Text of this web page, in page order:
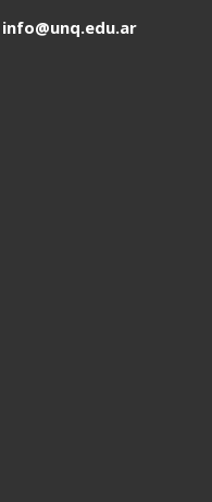
info@unq.edu.ar